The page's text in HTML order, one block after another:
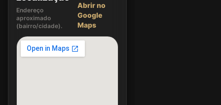
Endereço
aproximado
(bairro/cidade).
Abrir no
Google
Maps